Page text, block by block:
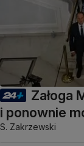
Załoga
i ponownie
S. Zakrzewski